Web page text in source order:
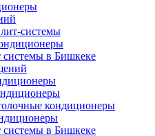
системы
системы в Бишкеке
кондиционеры
системы в Бишкеке